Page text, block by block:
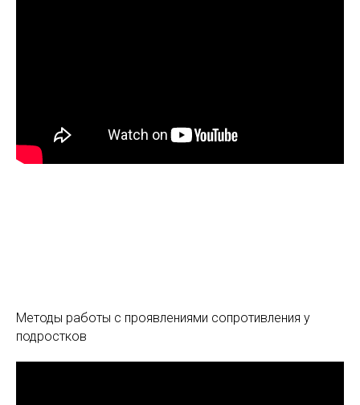
Методы работы с проявлениями сопротивления у
подростков